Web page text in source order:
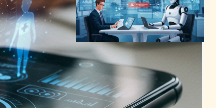
AIエージェントの成功率35%
の現実 Mixusが人間監視で
安全性確保へ
AI（人工知能）ニュース
2025年6月29日11:23